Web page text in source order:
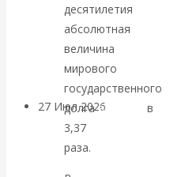
ростовщики»:
вчера и сегодня
27 Июл 2026 Мировая
валютная система
десятилетия
абсолютная
величина
мирового
государственного
долгавыросла
в
3,37
раза.